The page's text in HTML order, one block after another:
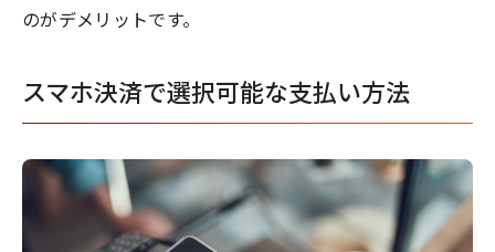
のがデメリットです。
スマホ決済で選択可能な支払い方法